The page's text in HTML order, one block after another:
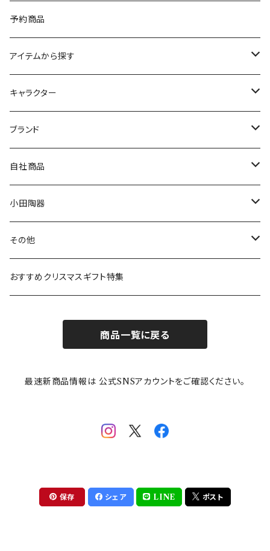
予約商品
アイテムから探す
九谷焼
マグ＆カップ
プレート
ボウル
ガラスウェア
カトラリー
キャラクター
ムーミン
80th記念アイテム
リトルミイの日記念アイテム
MOOMIN ANIMATION
スヌーピー
ピーターラビット
ポケットモンスター
mofusand（モフサンド）
mofsand×日比谷花壇
ちびまる子ちゃんandクレヨンしんちゃん
ブランド
LA AMYS(エミーズ)
LISA LARSON(リサラーソン)
LAURA ASHLEY(ローラ アシュレイ)
Finlayson(フィンレイソン)
HANAE MORI(ハナエモリ)
THE BEATLES(ザ・ビートルズ)
【山加商店×yaeko】migratory bird
自社商品
ねこ企画
Cecera(セセラ)
CELEC(セレック)
隅切り重箱
HAPPY DINING(ハッピーダイニング)
小田陶器
さざなみ
吉祥
メイメイウェア
SoSo(ソソ）
その他
リサイクル食器
おすすめクリスマスギフト特集
商品一覧に戻る
最速新商品情報は 公式SNSアカウントをご確認ください。
保存 シェア LINE ポスト